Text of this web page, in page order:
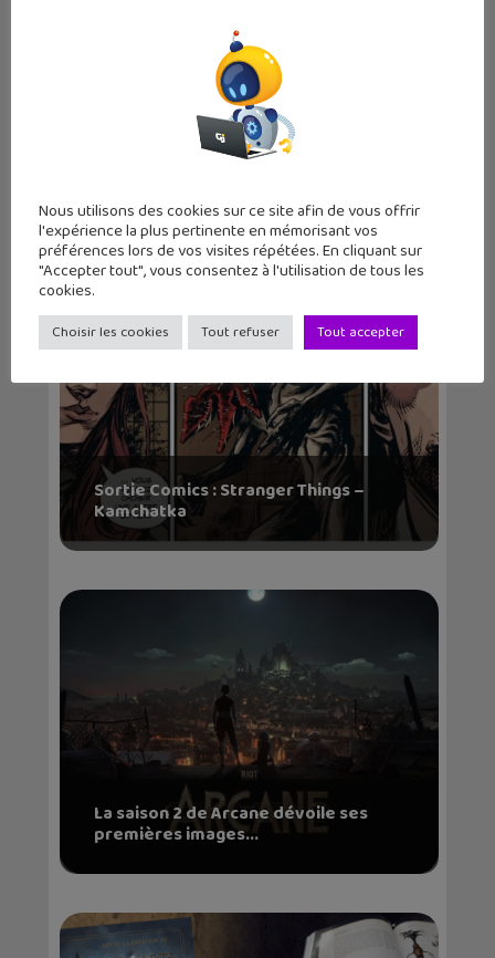
L’artbook officiel L’art et la création
Sortie Comics : Stranger Things –
Kamchatka
La saison 2 de Arcane dévoile ses
premières images...
Nous utilisons des cookies sur ce site afin de vous offrir
l'expérience la plus pertinente en mémorisant vos
préférences lors de vos visites répétées. En cliquant sur
"Accepter tout", vous consentez à l'utilisation de tous les
cookies.
Choisir les cookies Tout refuser Tout accepter